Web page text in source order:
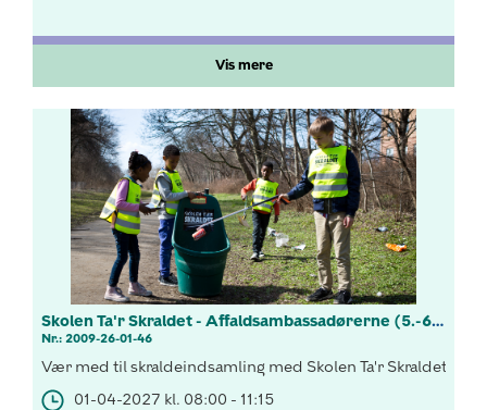
Vis mere
Skolen Ta'r Skraldet - Affaldsambassadørerne (5.-6. kl.)
Nr.: 2009-26-01-46
Vær med til skraldeindsamling med Skolen Ta'r Skraldets!
01-04-2027 kl. 08:00 - 11:15